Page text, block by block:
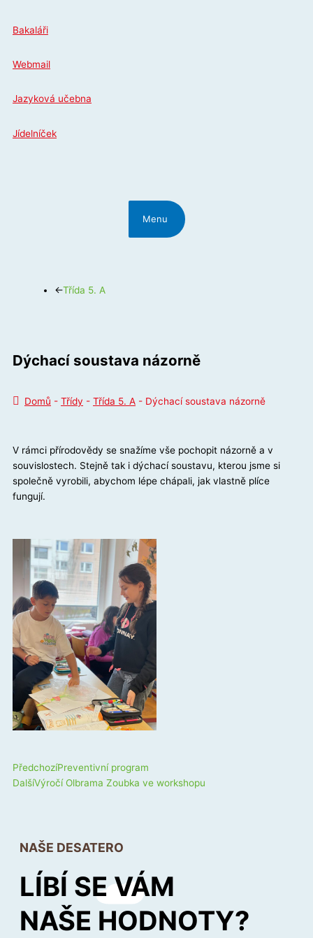
obsah
Bakaláři
Webmail
Jazyková učebna
Jídelníček
Menu
←Třída 5. A
Dýchací soustava názorně
Domů - Třídy - Třída 5. A - Dýchací soustava názorně
V rámci přírodovědy se snažíme vše pochopit názorně a v
souvislostech. Stejně tak i dýchací soustavu, kterou jsme si
společně vyrobili, abychom lépe chápali, jak vlastně plíce
fungují.
Prev
PředchozíPreventivní program
DalšíVýročí Olbrama Zoubka ve workshopu
NAŠE DESATERO
LÍBÍ SE VÁM
NAŠE HODNOTY?